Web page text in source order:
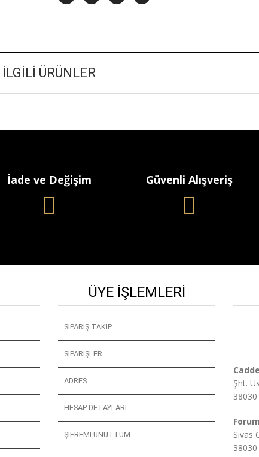
İLGILI ÜRÜNLER
İade ve Değişim Güvenli Alışveriş
ÜYE İŞLEMLERI
SIPARIŞ TAKIP
SIPARIŞLER
ADRES
HESAP DETAYLARI
ŞIFREMI UNUTTUM
Şht.
Sivas